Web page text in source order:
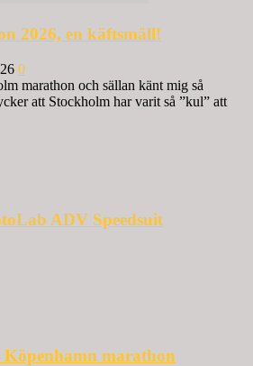
2026, en käftsmäll!
0
marathon och sällan känt mig så
att Stockholm har varit så ”kul” att
ADV Speedsuit
marathon